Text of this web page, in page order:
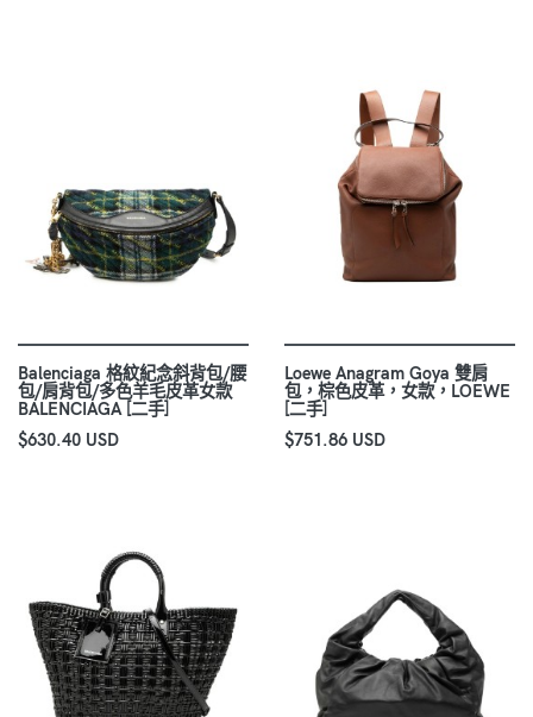
Balenciaga 格紋紀念斜背包/腰
包/肩背包/多色羊毛皮革女款
BALENCIAGA [二手]
$630.40 USD
Loewe Anagram Goya 雙肩
包，棕色皮革，女款，LOEWE
[二手]
$751.86 USD